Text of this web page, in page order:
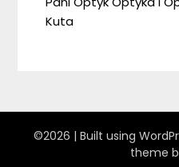
Kuta
©2026 | Built using
theme